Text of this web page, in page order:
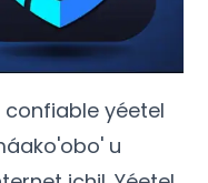
confiable yéetel
u